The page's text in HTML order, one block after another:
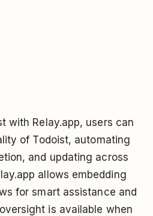
with Relay.app, users can
of Todoist, automating
and updating across
allows embedding
for smart assistance and
is available when